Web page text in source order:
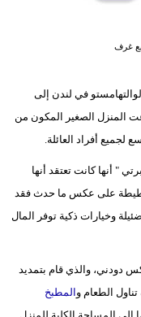
غرف
في لندن إلى
المنزل الصغير المكون من
لجميع أفراد العائلة.
" أنها كانت تعتقد أنها
تخطيطة على عكس ما حدث فقد
وخيارات ذكية توفر المال
دودني، والذي قام بتمديد
الطعام و المطبخ